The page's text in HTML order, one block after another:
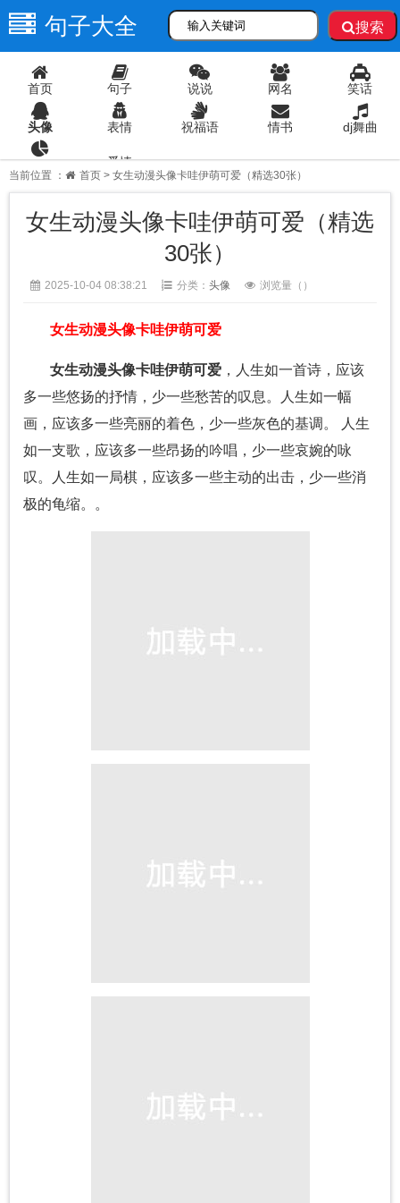
句子大全 搜索
首页 句子 说说 网名 笑话
头像 表情 祝福语 情书 dj舞曲
爱情
当前位置 ： 首页 > 女生动漫头像卡哇伊萌可爱（精选30张）
女生动漫头像卡哇伊萌可爱（精选
30张）
2025-10-04 08:38:21 分类： 头像 浏览量（ ）
女生动漫头像卡哇伊萌可爱
女生动漫头像卡哇伊萌可爱 ，人生如一首诗，应该
多一些悠扬的抒情，少一些愁苦的叹息。人生如一幅
画，应该多一些亮丽的着色，少一些灰色的基调。 人生
如一支歌，应该多一些昂扬的吟唱，少一些哀婉的咏
叹。人生如一局棋，应该多一些主动的出击，少一些消
极的龟缩。。